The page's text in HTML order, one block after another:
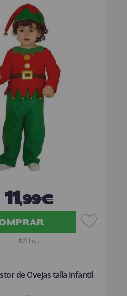
11,99€
IVA Incl.
de Ovejas talla infantil